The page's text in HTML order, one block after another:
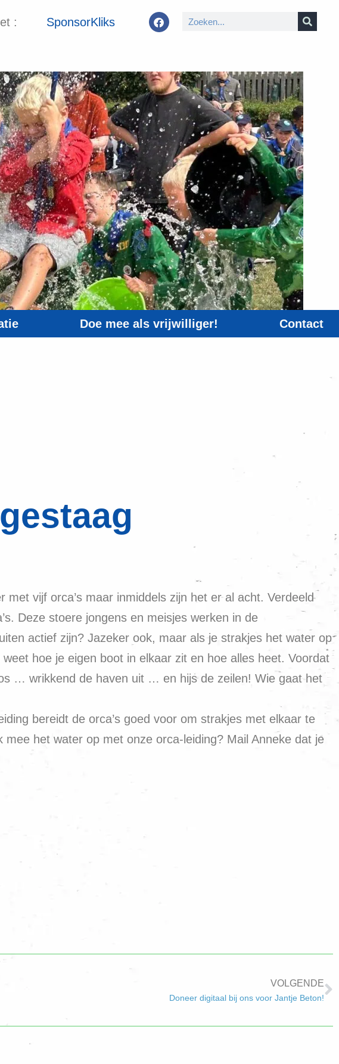
: SponsorKliks
Doe mee als vrijwilliger! Contact
vijf orca’s maar inmiddels zijn het er al acht. Verdeeld
Deze stoere jongens en meisjes werken in de
actief zijn? Jazeker ook, maar als je strakjes het water op
hoe je eigen boot in elkaar zit en hoe alles heet. Voordat
… wrikkend de haven uit … en hijs de zeilen! Wie gaat het
bereidt de orca’s goed voor om strakjes met elkaar te
het water op met onze orca-leiding? Mail Anneke dat je
VOLGENDE
Doneer digitaal bij ons voor Jantje Beton!